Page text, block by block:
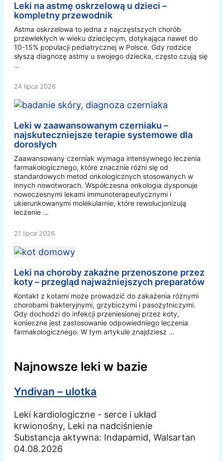
Leki na astmę oskrzelową u dzieci –
kompletny przewodnik
Astma oskrzelowa to jedna z najczęstszych chorób
przewlekłych w wieku dziecięcym, dotykająca nawet do
10-15% populacji pediatrycznej w Polsce. Gdy rodzice
słyszą diagnozę astmy u swojego dziecka, często czują się
…
24 lipca 2026
Leki w zaawansowanym czerniaku –
najskuteczniejsze terapie systemowe dla
dorosłych
Zaawansowany czerniak wymaga intensywnego leczenia
farmakologicznego, które znacznie różni się od
standardowych metod onkologicznych stosowanych w
innych nowotworach. Współczesna onkologia dysponuje
nowoczesnymi lekami immunoterapeutycznymi i
ukierunkowanymi molekularnie, które rewolucjonizują
leczenie …
21 lipca 2026
Leki na choroby zakaźne przenoszone przez
koty – przegląd najważniejszych preparatów
Kontakt z kotami może prowadzić do zakażenia różnymi
chorobami bakteryjnymi, grzybiczymi i pasożytniczymi.
Gdy dochodzi do infekcji przeniesionej przez koty,
konieczne jest zastosowanie odpowiedniego leczenia
farmakologicznego. W tym artykule znajdziesz …
Najnowsze leki w bazie
Yndivan – ulotka
Leki kardiologiczne - serce i układ
krwionośny, Leki na nadciśnienie
Substancja aktywna: Indapamid, Walsartan
04.08.2026